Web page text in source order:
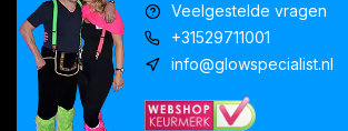
Veelgestelde vragen
+31529711001
info@glowspecialist.nl